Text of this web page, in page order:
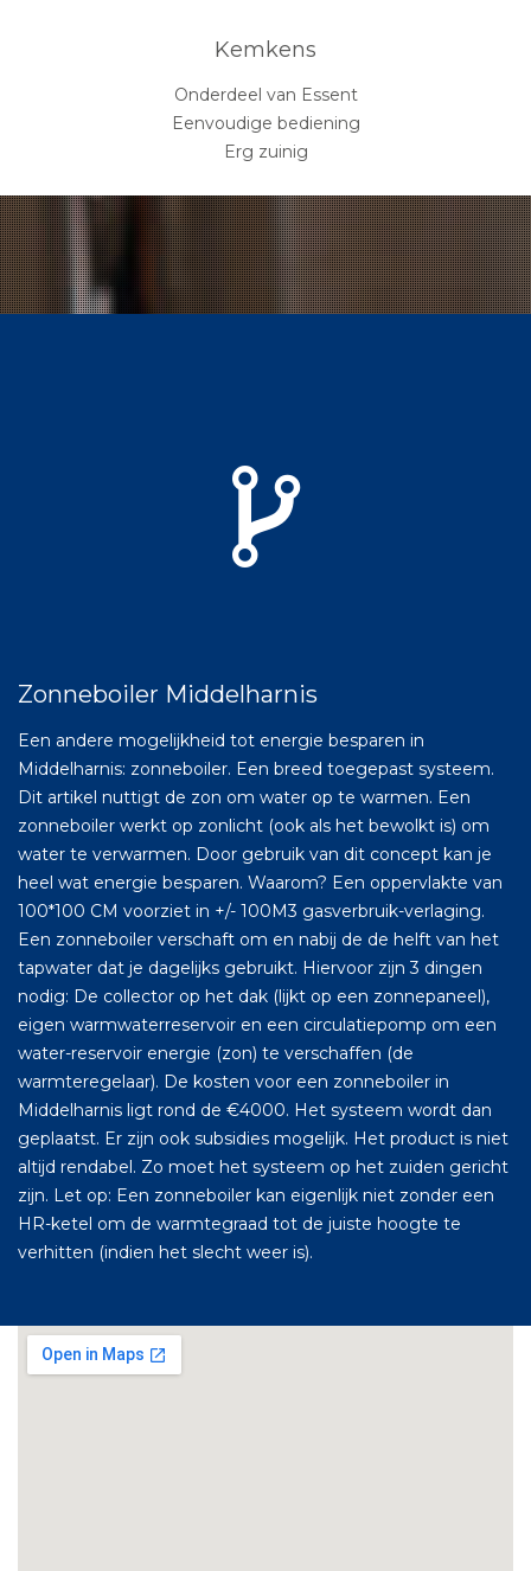
Kemkens
Onderdeel van Essent
Eenvoudige bediening
Erg zuinig
Zonneboiler Middelharnis
Een andere mogelijkheid tot energie besparen in
Middelharnis: zonneboiler. Een breed toegepast systeem.
Dit artikel nuttigt de zon om water op te warmen. Een
zonneboiler werkt op zonlicht (ook als het bewolkt is) om
water te verwarmen. Door gebruik van dit concept kan je
heel wat energie besparen. Waarom? Een oppervlakte van
100*100 CM voorziet in +/- 100M3 gasverbruik-verlaging.
Een zonneboiler verschaft om en nabij de de helft van het
tapwater dat je dagelijks gebruikt. Hiervoor zijn 3 dingen
nodig: De collector op het dak (lijkt op een zonnepaneel),
eigen warmwaterreservoir en een circulatiepomp om een
water-reservoir energie (zon) te verschaffen (de
warmteregelaar). De kosten voor een zonneboiler in
Middelharnis ligt rond de €4000. Het systeem wordt dan
geplaatst. Er zijn ook subsidies mogelijk. Het product is niet
altijd rendabel. Zo moet het systeem op het zuiden gericht
zijn. Let op: Een zonneboiler kan eigenlijk niet zonder een
HR-ketel om de warmtegraad tot de juiste hoogte te
verhitten (indien het slecht weer is).